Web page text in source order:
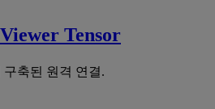
Tensor
축된 원격 연결.